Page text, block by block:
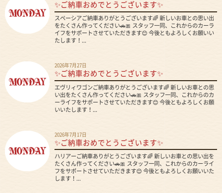
✨ご納車おめでとうございます✨
スペーシアご納車ありがとうございます🌈 新しいお車との思い出
をたくさん作ってください🚗🎀 スタッフ一同、これからのカーラ
イフをサポートさせていただきます😊 今後ともよろしくお願いい
たします！...
2026年7月27日
✨ご納車おめでとうございます✨
エヴリィワゴンご納車ありがとうございます🌈 新しいお車との思
い出をたくさん作ってください🚗🎀 スタッフ一同、これからのカ
ーライフをサポートさせていただきます😊 今後ともよろしくお願
いいたします！...
2026年7月17日
✨ご納車おめでとうございます✨
ハリアーご納車ありがとうございます🌈 新しいお車との思い出を
たくさん作ってください🚗🎀 スタッフ一同、これからのカーライ
フをサポートさせていただきます😊 今後ともよろしくお願いいた
します！...